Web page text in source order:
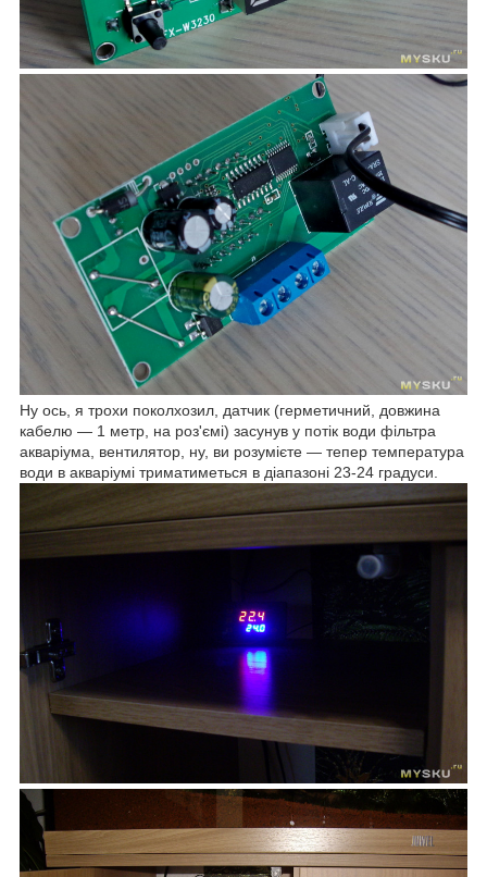
Ну ось, я трохи поколхозил, датчик (герметичний, довжина
кабелю — 1 метр, на роз'ємі) засунув у потік води фільтра
акваріума, вентилятор, ну, ви розумієте — тепер температура
води в акваріумі триматиметься в діапазоні 23-24 градуси.